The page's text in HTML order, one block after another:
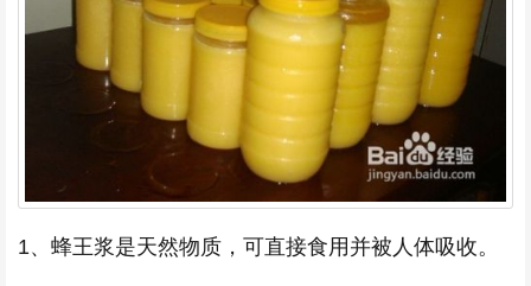
1、蜂王浆是天然物质，可直接食用并被人体吸收。